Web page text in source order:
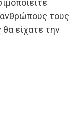
τους
είχατε την